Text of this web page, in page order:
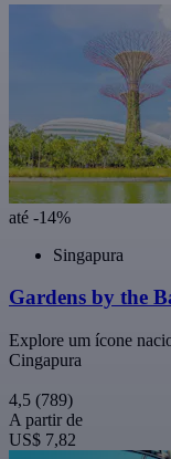
até -14%
Singapura
Gardens by the
Explore um ícone
Cingapura
4,5 (789)
A partir de
US$ 7,82